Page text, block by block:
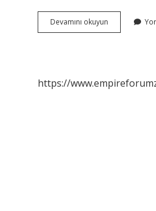
Devamını okuyun Balıkçılık
Teknolojisi
https://